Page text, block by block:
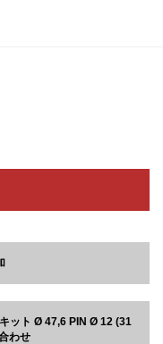
ット Ø 47,6 PIN Ø 12 (31
わせ